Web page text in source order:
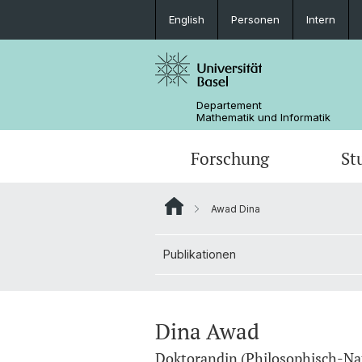
English Personen Intern
Departement
Mathematik und Informatik
Forschung
Mathematik
Mathematik
Data Science
Personen
Ehemalige
Awad Dina
Publikationen
Dina Awad
Doktorandin (Philosophisch-